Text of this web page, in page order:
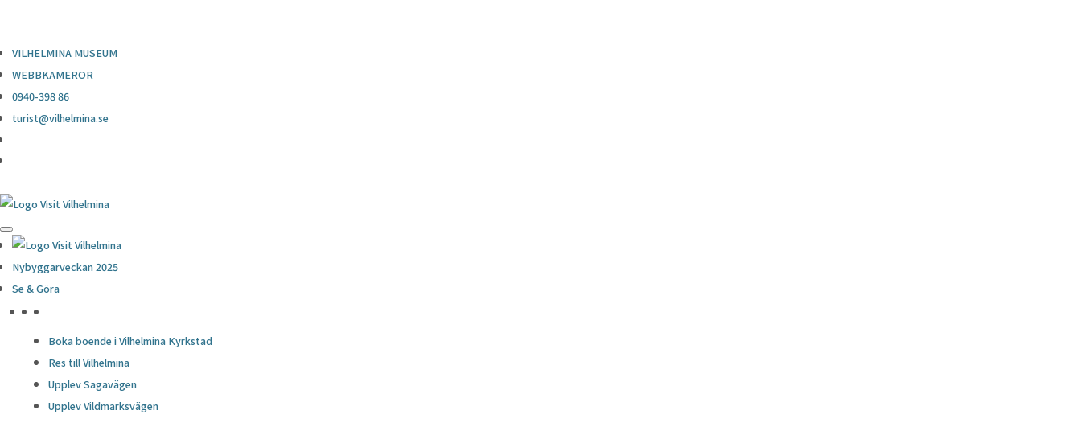
VILHELMINA MUSEUM
WEBBKAMEROR
0940-398 86
turist@vilhelmina.se
Nybyggarveckan 2025
Se & Göra
Boka boende i Vilhelmina Kyrkstad
Res till Vilhelmina
Upplev Sagavägen
Upplev Vildmarksvägen